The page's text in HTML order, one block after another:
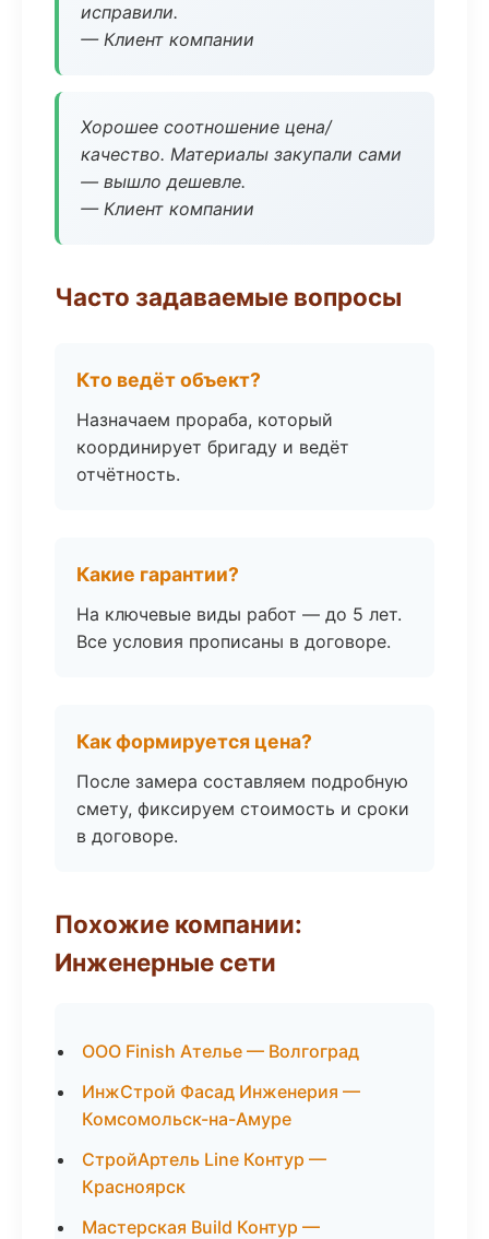
исправили.
— Клиент компании
Хорошее соотношение цена/
качество. Материалы закупали сами
— вышло дешевле.
— Клиент компании
Часто задаваемые вопросы
Кто ведёт объект?
Назначаем прораба, который
координирует бригаду и ведёт
отчётность.
Какие гарантии?
На ключевые виды работ — до 5 лет.
Все условия прописаны в договоре.
Как формируется цена?
После замера составляем подробную
смету, фиксируем стоимость и сроки
в договоре.
Похожие компании:
Инженерные сети
ООО Finish Ателье — Волгоград
ИнжСтрой Фасад Инженерия —
Комсомольск-на-Амуре
СтройАртель Line Контур —
Красноярск
Мастерская Build Контур —